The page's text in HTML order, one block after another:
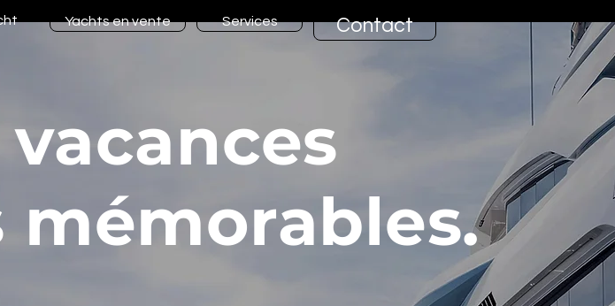
Yachts en vente Services Contact
mémorables.